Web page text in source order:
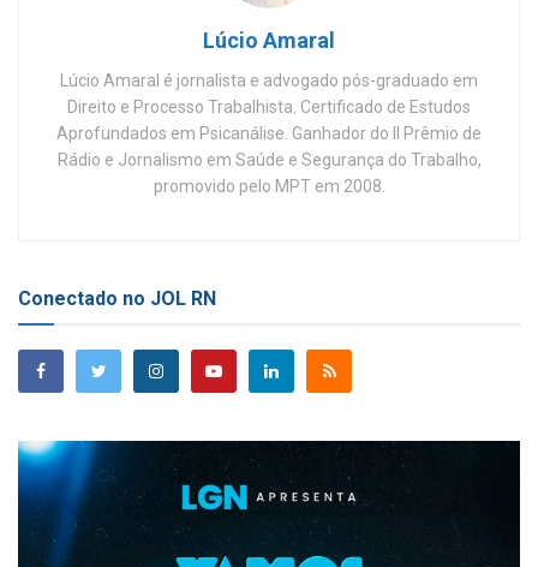
Lúcio Amaral
Lúcio Amaral é jornalista e advogado pós-graduado em
Direito e Processo Trabalhista. Certificado de Estudos
Aprofundados em Psicanálise. Ganhador do II Prêmio de
Rádio e Jornalismo em Saúde e Segurança do Trabalho,
promovido pelo MPT em 2008.
Conectado no JOL RN